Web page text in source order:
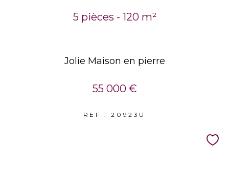
5 pièces - 120 m²
Jolie Maison en pierre
55 000 €
REF : 20923U